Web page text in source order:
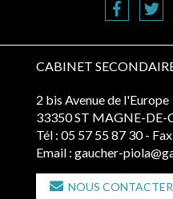
CABINET
2 bis Avenue de l'Europe
33350 ST MAGNE-DE-
Tél : 05 57 55 87 30 -
Email : gaucher-
NOUS CONTACTER